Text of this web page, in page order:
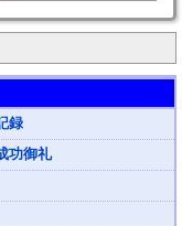
録
功御礼